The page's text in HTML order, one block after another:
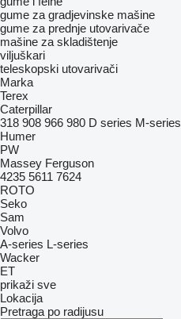
gume za gradjevinske mašine
gume za prednje utovarivače
mašine za skladištenje
viljuškari
teleskopski utovarivači
Marka
Terex
Caterpillar
318 908 966 980 D series M-series
Humer
PW
Massey Ferguson
4235 5611 7624
ROTO
Seko
Sam
Volvo
A-series L-series
Wacker
ET
prikaži sve
Lokacija
Pretraga po radijusu